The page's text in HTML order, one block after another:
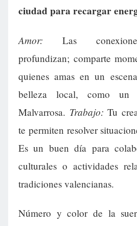
ciudad para recargar
Amor: Las
profundizan; comparte
quienes amas en un
belleza local, como un
Malvarrosa. Trabajo: Tu
te permiten resolver
Es un buen día para
culturales o actividades
tradiciones valencianas.
Número y color de la